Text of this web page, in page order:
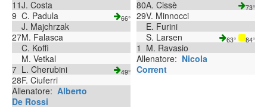
11J. Costa
9 C. Padula 66°
J. Majchrzak
27M. Falasca
C. Koffi
M. Vetkal
7 L. Cherubini 49°
28F. Ciuferri
Allenatore: Alberto
De Rossi
80A. Cissè 73°
29V. Minnocci
E. Furini
S. Larsen
63° 84°
1 M. Ravasio
Allenatore: Nicola
Corrent